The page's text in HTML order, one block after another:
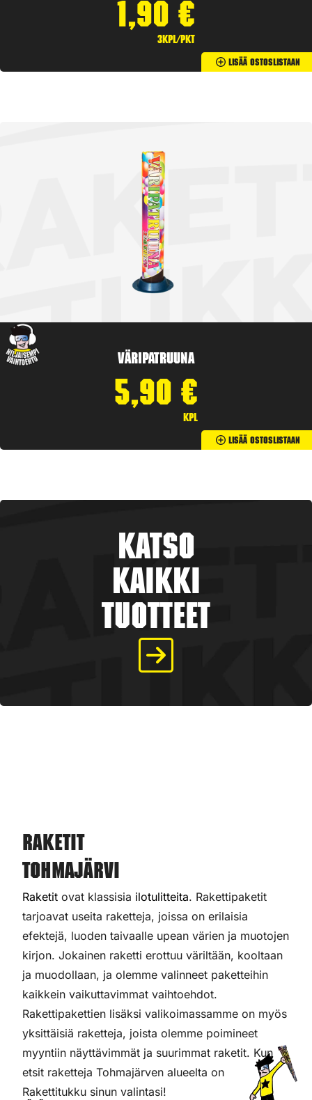
1,90 €
3kpl/pkt
Lisää Ostoslistaan
Väripatruuna
5,90 €
kpl
Lisää Ostoslistaan
Katso
kaikki
tuotteet
Raketit
Tohmajärvi
Raketit ovat klassisia ilotulitteita. Rakettipaketit
tarjoavat useita raketteja, joissa on erilaisia
efektejä, luoden taivaalle upean värien ja muotojen
kirjon. Jokainen raketti erottuu väriltään, kooltaan
ja muodollaan, ja olemme valinneet paketteihin
kaikkein vaikuttavimmat vaihtoehdot.
Rakettipakettien lisäksi valikoimassamme on myös
yksittäisiä raketteja, joista olemme poimineet
myyntiin näyttävimmät ja suurimmat raketit. Kun
etsit raketteja Tohmajärven alueelta on
Rakettitukku sinun valintasi!